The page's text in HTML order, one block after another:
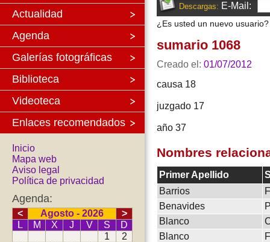
Actualidad
Agenda
Galerías fotográficas
Biblioteca
Videoteca
Enlaces recomendados
Inicio
Mapa web
Aviso legal
Política de privacidad
Agenda:
< Agosto - 2026
>
L
M X J V S
D
1
2
Descargas: E-Mail:
¿Es usted un nuevo
sumario 1068
Creado el: 01/07/2012
causa 18
juzgado 17
año 37
Nombres
Primer Apellido
Barrios
Benavides
Blanco
Blanco